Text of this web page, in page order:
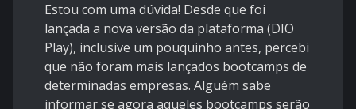
Estou com uma dúvida! Desde que foi
lançada a nova versão da plataforma (DIO
Play), inclusive um pouquinho antes, percebi
que não foram mais lançados bootcamps de
determinadas empresas. Alguém sabe
informar se agora aqueles bootcamps serão